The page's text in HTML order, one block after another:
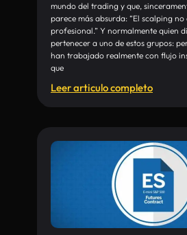
mundo del trading y que,
parece más absurda: “El scalping
profesional.” Y normalmente quien
pertenecer a uno de estos grupos:
han trabajado realmente con flujo
que
Leer articulo completo